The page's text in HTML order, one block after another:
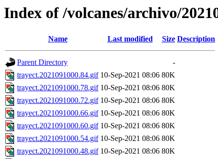
Index of /volcanes/archivo/
Name Last modified Size Description
Parent Directory
-
trayect.2021091000.84.gif 10-Sep-2021 08:06 80K
trayect.2021091000.78.gif 10-Sep-2021 08:06 80K
trayect.2021091000.72.gif 10-Sep-2021 08:06 80K
trayect.2021091000.66.gif 10-Sep-2021 08:06 80K
trayect.2021091000.60.gif 10-Sep-2021 08:06 80K
trayect.2021091000.54.gif 10-Sep-2021 08:06 80K
trayect.2021091000.48.gif 10-Sep-2021 08:06 80K